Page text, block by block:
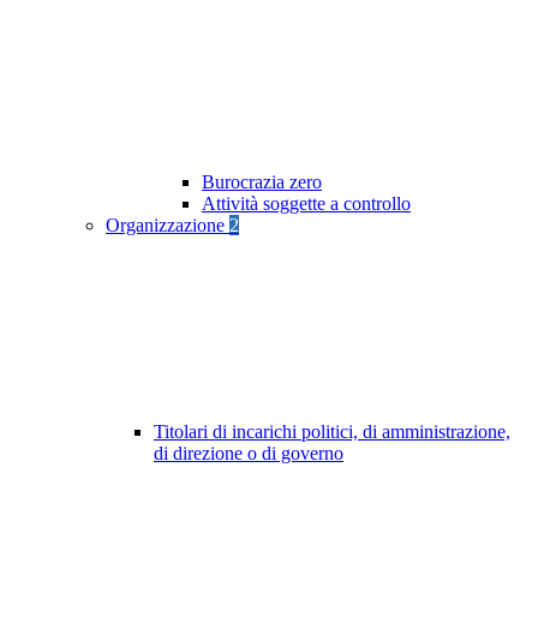
Burocrazia zero
Attività soggette a controllo
Organizzazione 2
Titolari di incarichi politici, di amministrazione,
di direzione o di governo